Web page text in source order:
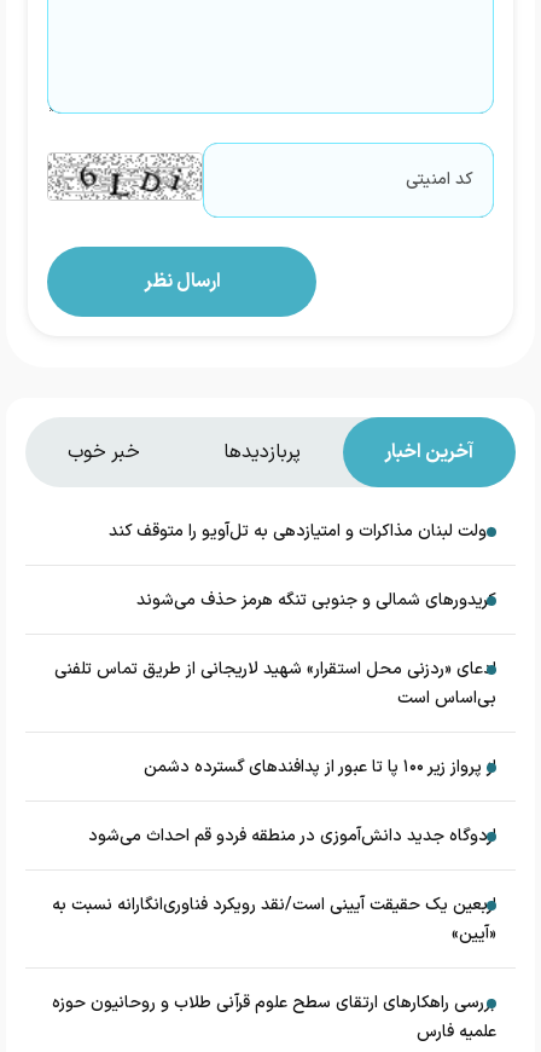
آخرین اخبار پربازدیدها خبر خوب
دولت لبنان مذاکرات و امتیازدهی به تل‌آویو را متوقف کند
کریدورهای شمالی و جنوبی تنگه هرمز حذف می‌شوند
ادعای «ردزنی محل استقرار» شهید لاریجانی از طریق تماس تلفنی
بی‌اساس است
از پرواز زیر ۱۰۰ پا تا عبور از پدافند‌های گسترده دشمن
اردوگاه جدید دانش‌آموزی در منطقه فردو قم احداث می‌شود
اربعین یک حقیقت آیینی است/نقد رویکرد فناوری‌انگارانه نسبت به
«آیین»
بررسی راهکارهای ارتقای سطح علوم قرآنی طلاب و روحانیون حوزه
علمیه فارس